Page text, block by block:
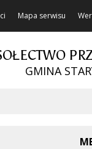
Mapa serwisu
GMINA